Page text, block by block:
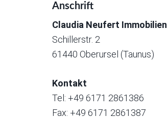
Anschrift
Claudia Neufert Immobilien
Schillerstr. 2
61440 Oberursel (Taunus)
Kontakt
Tel: +49 6171 2861386
Fax: +49 6171 2861387